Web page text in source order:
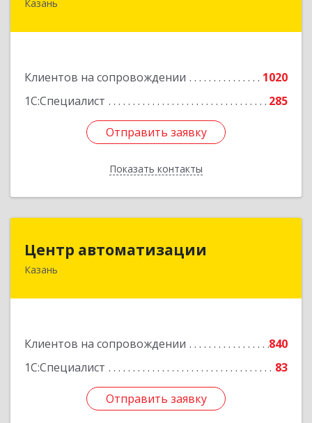
Казань
Клиентов на сопровождении
1020
1С:Специалист
285
Отправить заявку
Показать контакты
420088, Татарстан Респ, Казань г, Победы пр-
Отправить заявку
Назад
Центр автоматизации
Казань
Клиентов на сопровождении
840
1С:Специалист
83
Отправить заявку
420133, Татарстан Респ, Казань г, Ямашева пр-
Отправить заявку